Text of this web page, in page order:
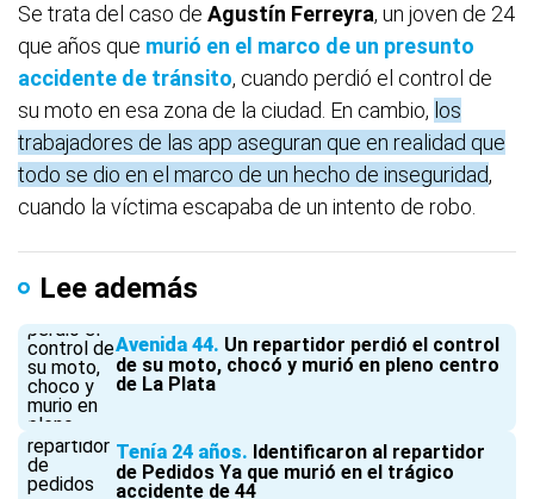
Se trata del caso de Agustín Ferreyra, un joven de 24
que años que murió en el marco de un presunto
accidente de tránsito, cuando perdió el control de
su moto en esa zona de la ciudad. En cambio, los
trabajadores de las app aseguran que en realidad que
todo se dio en el marco de un hecho de inseguridad,
cuando la víctima escapaba de un intento de robo.
Lee además
Avenida 44 Un repartidor perdió el control
de su moto, chocó y murió en pleno centro
de La Plata
Tenía 24 años Identificaron al repartidor
de Pedidos Ya que murió en el trágico
accidente de 44